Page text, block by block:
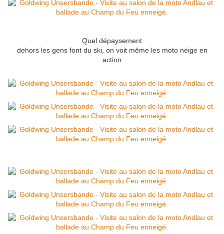
Quel dépaysement
dehors les gens font du ski, on voit même les moto neige en
action